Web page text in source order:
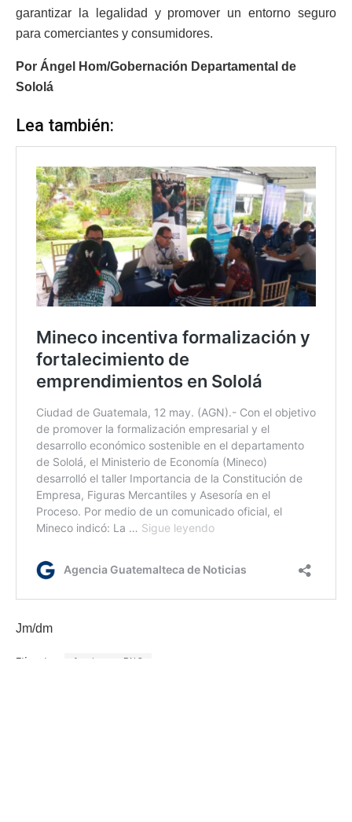
garantizar la legalidad y promover un entorno seguro
para comerciantes y consumidores.
Por Ángel Hom/Gobernación Departamental de
Sololá
Lea también:
Jm/dm
Etiquetas: Acciones PNC